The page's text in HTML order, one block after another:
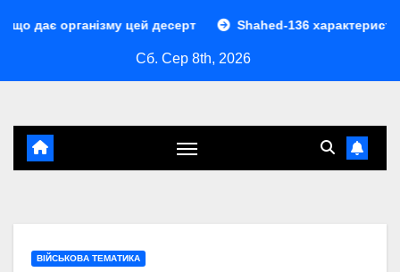
цей десерт Shahed-136 характеристики: повний
Сб. Сер 8th, 2026
ВІЙСЬКОВА ТЕМАТИКА